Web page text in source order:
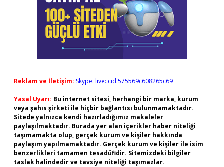
Reklam ve İletişim: Skype: live:.cid.575569c608265c69
Yasal Uyarı: Bu internet sitesi, herhangi bir marka, kurum
veya şahıs şirketi ile hiçbir bağlantısı bulunmamaktadır.
Sitede yalnızca kendi hazırladığımız makaleler
paylaşılmaktadır. Burada yer alan içerikler haber niteliği
taşımamakta olup, gerçek kurum ve kişiler hakkında
paylaşım yapılmamaktadır. Gerçek kurum ve kişiler ile isim
benzerlikleri tamamen tesadüfidir. Sitemizdeki bilgiler
taslak halindedir ve tavsiye niteliği taşımazlar.